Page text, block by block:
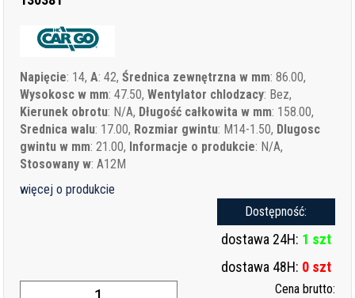
Napięcie: 14,A: 42,Średnica zewnętrzna w mm: 86.00,
Wysokosc w mm: 47.50,Wentylator chlodzacy: Bez,
Kierunek obrotu: N/A, Długość całkowita w mm: 158.00,
Srednica walu: 17.00, Rozmiar gwintu: M14-1.50, Dlugosc
gwintu w mm: 21.00, Informacje o produkcie: N/A,
Stosowany w: A12M
więcej o produkcie
Dostępność:
dostawa 24H: 1 szt
dostawa 48H: 0 szt
Cena brutto: